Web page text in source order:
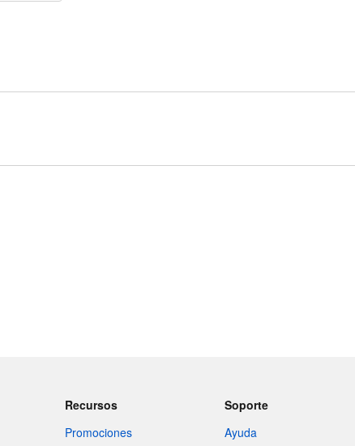
Recursos
Promociones
Soporte
Ayuda